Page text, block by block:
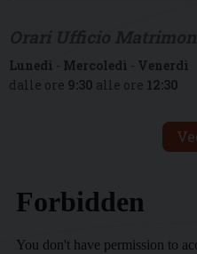
Lunedì - Mercoledì - Venerdì
dalle ore 9:30 alle ore 12:30